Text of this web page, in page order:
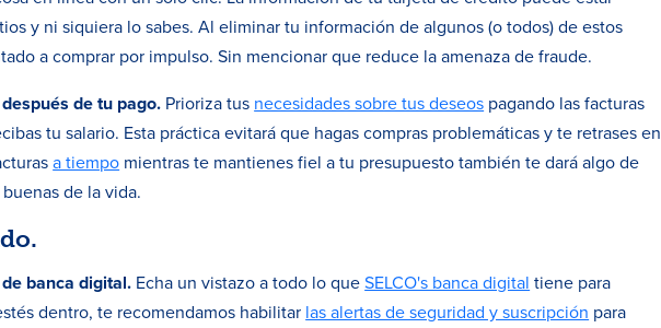
y ni siquiera lo sabes. Al eliminar tu información de algunos (o todos) de estos
a comprar por impulso. Sin mencionar que reduce la amenaza de fraude.
de tu pago. Prioriza tus necesidades sobre tus deseos pagando las facturas
tu salario. Esta práctica evitará que hagas compras problemáticas y te retrases en
a tiempo mientras te mantienes fiel a tu presupuesto también te dará algo de
de la vida.
banca digital. Echa un vistazo a todo lo queSELCO's banca digital tiene para
dentro, te recomendamos habilitar las alertas de seguridad y suscripción para